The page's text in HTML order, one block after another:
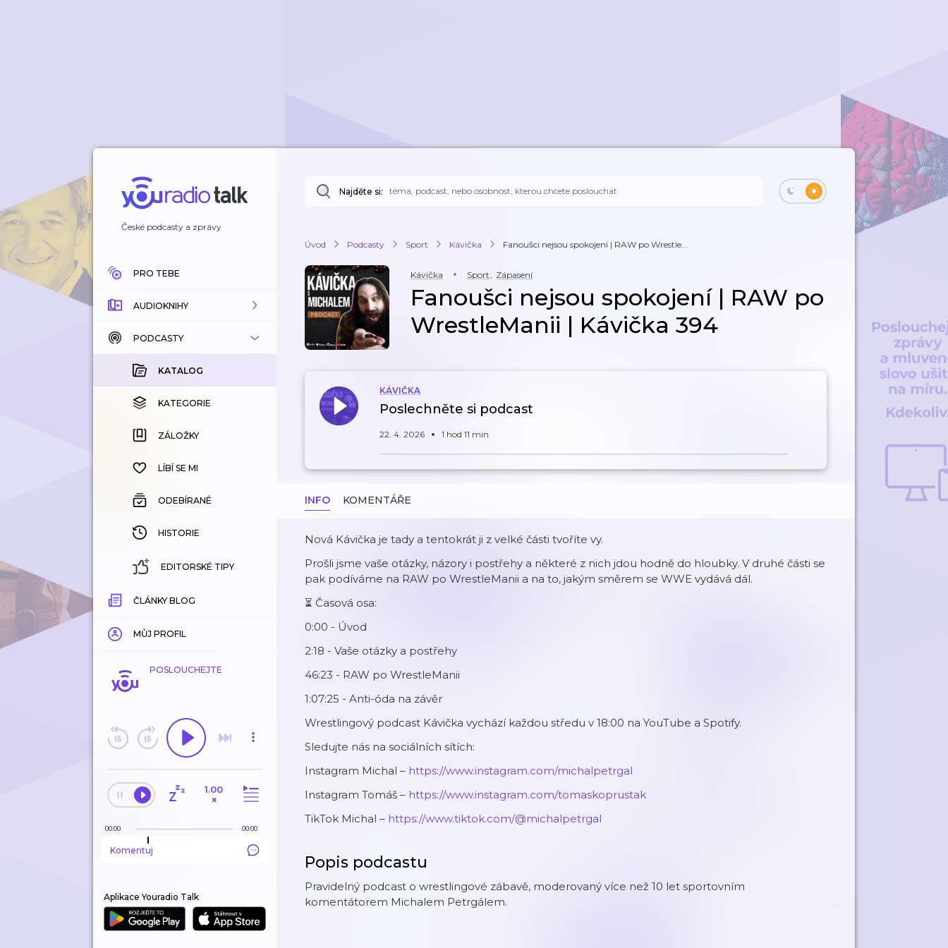
České podcasty a zprávy
PRO TEBE
AUDIOKNIHY
KATALOG
KOUPENÉ
KATEGORIE
ZÁLOŽKY
HISTORIE
PODCASTY
KATALOG
KATEGORIE
ZÁLOŽKY
LÍBÍ SE MI
ODEBÍRANÉ
HISTORIE
EDITORSKÉ TIPY
ČLÁNKY BLOG
MŮJ PROFIL
POSLOUCHEJTE
1.00
×
00:00 00:00
Komentuj
Aplikace Youradio Talk
Najděte si:
Úvod Podcasty Sport Kávička Fanoušci nejsou spokojení | RAW po Wrestle...
Kávička Sport, Zápasení
Fanoušci nejsou spokojení | RAW po
WrestleManii | Kávička 394
KÁVIČKA
Poslechněte si podcast
22. 4. 2026 1 hod 11 min
INFO KOMENTÁŘE
Nová Kávička je tady a tentokrát ji z velké části tvoříte vy.
Prošli jsme vaše otázky, názory i postřehy a některé z nich jdou hodně do hloubky. V druhé části se
pak podíváme na RAW po WrestleManii a na to, jakým směrem se WWE vydává dál.
⏳ Časová osa:
0:00 - Úvod
2:18 - Vaše otázky a postřehy
46:23 - RAW po WrestleManii
1:07:25 - Anti-óda na závěr
Wrestlingový podcast Kávička vychází každou středu v 18:00 na YouTube a Spotify.
Sledujte nás na sociálních sítích:
Instagram Michal – https://www.instagram.com/michalpetrgal
Instagram Tomáš – https://www.instagram.com/tomaskoprustak
TikTok Michal – https://www.tiktok.com/@michalpetrgal
Popis podcastu
Pravidelný podcast o wrestlingové zábavě, moderovaný více než 10 let sportovním
komentátorem Michalem Petrgálem.